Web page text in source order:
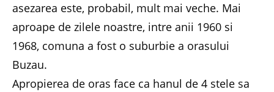
asezarea este, probabil, mult mai veche. Mai
aproape de zilele noastre, intre anii 1960 si
1968, comuna a fost o suburbie a orasului
Buzau.
Apropierea de oras face ca hanul de 4 stele sa